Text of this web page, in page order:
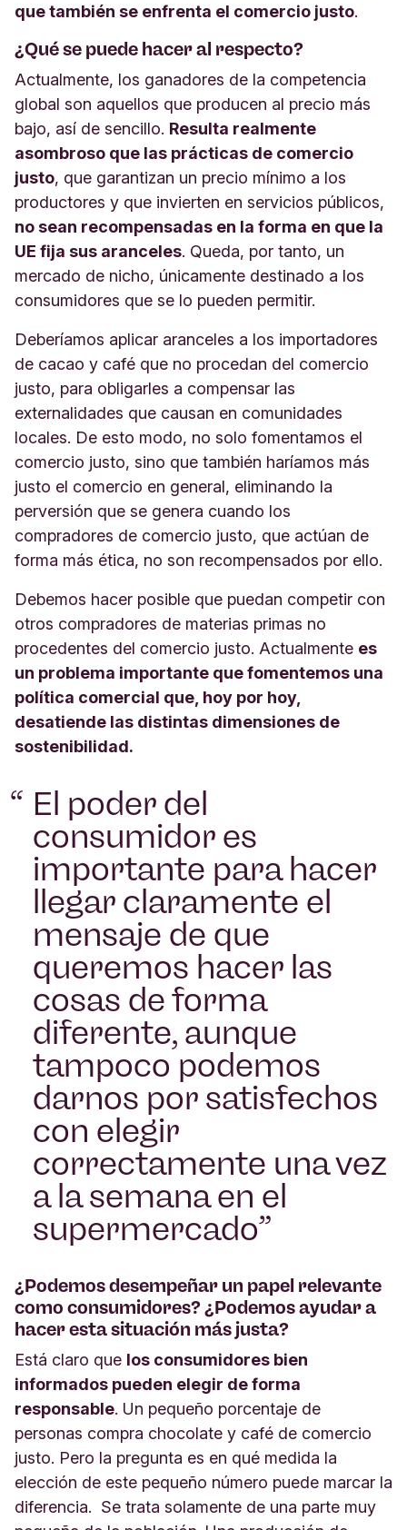
que también se enfrenta el comercio justo.
¿Qué se puede hacer al respecto?
Actualmente, los ganadores de la competencia
global son aquellos que producen al precio más
bajo, así de sencillo. Resulta realmente
asombroso que las prácticas de comercio
justo, que garantizan un precio mínimo a los
productores y que invierten en servicios públicos,
no sean recompensadas en la forma en que la
UE fija sus aranceles. Queda, por tanto, un
mercado de nicho, únicamente destinado a los
consumidores que se lo pueden permitir.
Deberíamos aplicar aranceles a los importadores
de cacao y café que no procedan del comercio
justo, para obligarles a compensar las
externalidades que causan en comunidades
locales. De esto modo, no solo fomentamos el
comercio justo, sino que también haríamos más
justo el comercio en general, eliminando la
perversión que se genera cuando los
compradores de comercio justo, que actúan de
forma más ética, no son recompensados por ello.
Debemos hacer posible que puedan competir con
otros compradores de materias primas no
procedentes del comercio justo. Actualmente es
un problema importante que fomentemos una
política comercial que, hoy por hoy,
desatiende las distintas dimensiones de
sostenibilidad.
El poder del
consumidor es
importante para hacer
llegar claramente el
mensaje de que
queremos hacer las
cosas de forma
diferente, aunque
tampoco podemos
darnos por satisfechos
con elegir
correctamente una vez
a la semana en el
supermercado
¿Podemos desempeñar un papel relevante
como consumidores? ¿Podemos ayudar a
hacer esta situación más justa?
Está claro que los consumidores bien
informados pueden elegir de forma
responsable. Un pequeño porcentaje de
personas compra chocolate y café de comercio
justo. Pero la pregunta es en qué medida la
elección de este pequeño número puede marcar la
diferencia. Se trata solamente de una parte muy